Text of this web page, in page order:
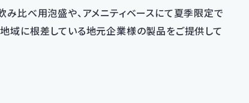
比べ用泡盛や、アメニティベースにて夏季限定で
域に根差している地元企業様の製品をご提供して